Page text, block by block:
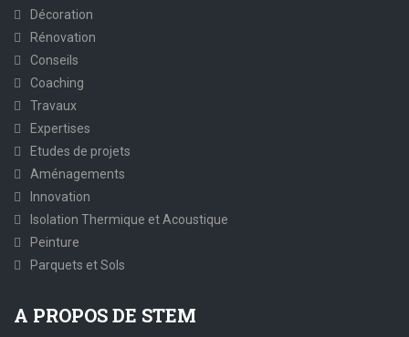
Décoration
Rénovation
Conseils
Coaching
Travaux
Expertises
Etudes de projets
Aménagements
Innovation
Isolation Thermique et Acoustique
Peinture
Parquets et Sols
A PROPOS DE STEM